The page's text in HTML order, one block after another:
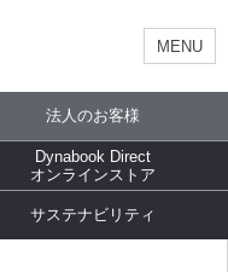
MENU
法人のお客様
Dynabook Direct
オンラインストア
サステナビリティ